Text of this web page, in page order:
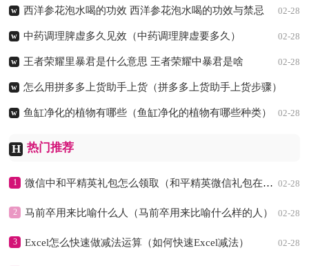
w 西洋参花泡水喝的功效 西洋参花泡水喝的功效与禁忌 02-28
w 中药调理脾虚多久见效（中药调理脾虚要多久） 02-28
w 王者荣耀里暴君是什么意思 王者荣耀中暴君是啥 02-28
w 怎么用拼多多上货助手上货（拼多多上货助手上货步骤）
02-28
w 鱼缸净化的植物有哪些（鱼缸净化的植物有哪些种类） 02-28
H 热门推荐
1 02-28
微信中和平精英礼包怎么领取（和平精英微信礼包在哪领）
2 02-28
马前卒用来比喻什么人（马前卒用来比喻什么样的人）
3 02-28
Excel怎么快速做减法运算（如何快速Excel减法）